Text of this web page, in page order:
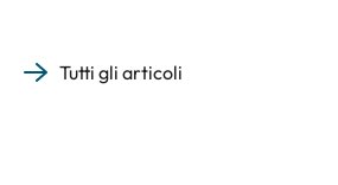
Tutti gli articoli